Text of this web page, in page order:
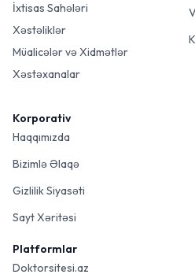
İxtisas Sahələri
Xəstəliklər
Müalicələr və Xidmətlər
Xəstəxanalar
Korporativ
Haqqımızda
Bizimlə Əlaqə
Gizlilik Siyasəti
Sayt Xəritəsi
Platformlar
Doktorsitesi.az